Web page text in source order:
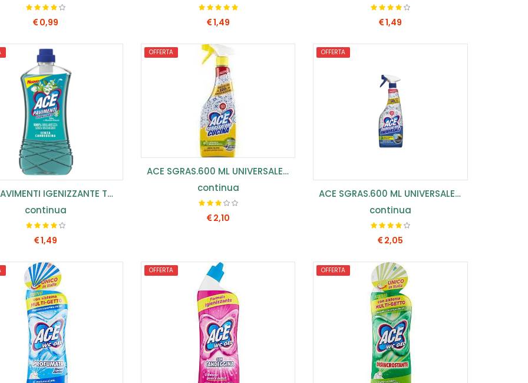
0,99
COMPRA SUBITO
1,49
COMPRA SUBITO
1,49
ACE PAVIMENTI IGENIZZANTE TALCO 1 LT (CONF.8PZ) ...
continua
1,49
COMPRA SUBITO
OFFERTA
ACE SGRAS.600 ML UNIVERSALE CUCINA (CONF.8 PZ) ...
continua
2,10
OFFERTA
ACE SGRAS.600 ML UNIVERSALE LIMONE (CONF.8 PZ) ...
continua
2,05
COMPRA SUBITO
OFFERTA OFFERTA